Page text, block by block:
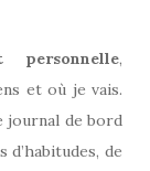
personnelle,
et où je vais.
journal de bord
d’habitudes, de